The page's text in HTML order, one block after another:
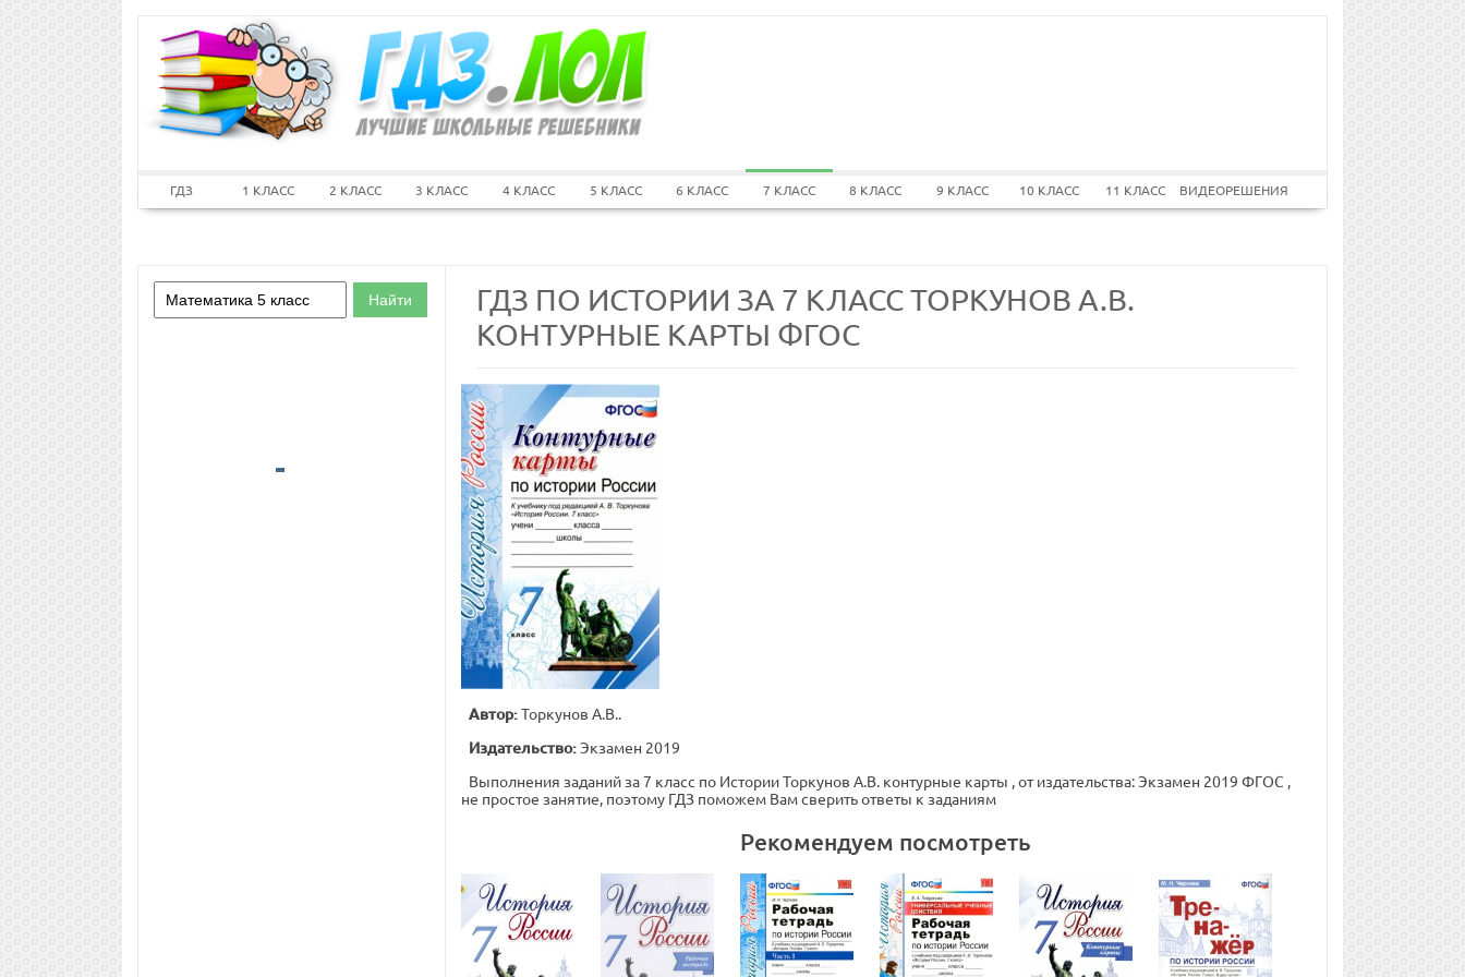
ГДЗ 1 КЛАСС 2 КЛАСС 3 КЛАСС 4 КЛАСС 5 КЛАСС 6 КЛАСС 7 КЛАСС 8 КЛАСС 9 КЛАСС 10 КЛАСС 11 КЛАСС ВИДЕОРЕШЕНИЯ
ГДЗ ПО ИСТОРИИ ЗА 7 КЛАСС ТОРКУНОВ А.В.
КОНТУРНЫЕ КАРТЫ ФГОС
Автор:Торкунов А.В..
Издательство:Экзамен 2019
Выполнения заданий за 7 класс по Истории Торкунов А.В. контурные карты , от издательства: Экзамен 2019 ФГОС ,
не простое занятие, поэтому ГДЗ поможем Вам сверить ответы к заданиям
Рекомендуем посмотреть